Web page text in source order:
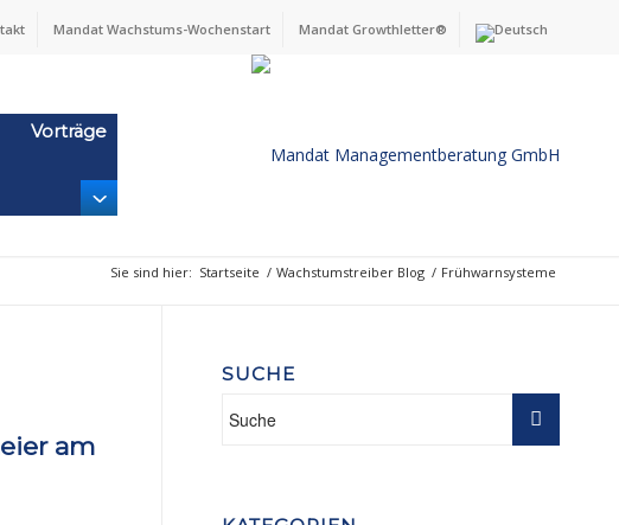
Mandat Wachstums-Wochenstart Mandat Growthletter®
Vorträge
Sie sind hier: Startseite / Wachstumstreiber Blog / Frühwarnsysteme
am
SUCHE